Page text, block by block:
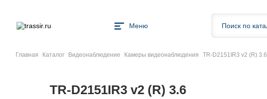
Меню
Главная Каталог Видеонаблюдение Камеры видеонаблюдения TR-D2151IR3 v2 (R) 3.6
TR-D2151IR3 v2 (R) 3.6